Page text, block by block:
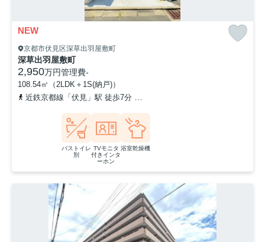
NEW
京都市伏見区深草出羽屋敷町
深草出羽屋敷町
2,950万円管理費-
108.54㎡（2LDK＋1S(納戸)）
近鉄京都線「伏見」駅 徒歩7分
バストイレ
別
TVモニタ
付きインタ
ーホン
浴室乾燥機